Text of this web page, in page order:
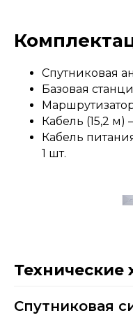
Спутниковая
Базовая
Кабель (15,2 м)
Кабель
1 шт.
Технические
Спутниковая